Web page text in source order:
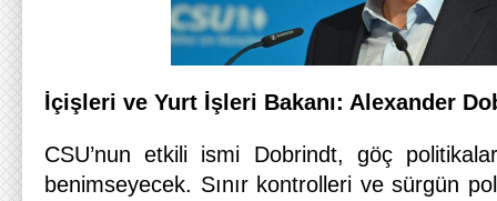
İçişleri ve Yurt İşleri Bakanı: Alexander
CSU’nun etkili ismi Dobrindt, göç
benimseyecek. Sınır kontrolleri ve sürgün